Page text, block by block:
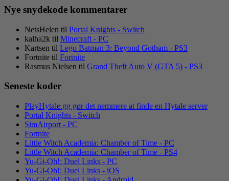
Nye snydekode kommentarer
NetsHelen til Portal Knights - Switch
kalha2k til Minecraft - PC
Kartsen til Lego Batman 3: Beyond Gotham - PS3
Fortnite til Fortnite
Rasmus Nielsen til Grand Theft Auto V (GTA 5) - PS3
Seneste koder
PlayHytale.gg gør det nemmere at finde en Hytale server
Portal Knights - Switch
SimAirport - PC
Fortnite
Little Witch Academia: Chamber of Time - PC
Little Witch Academia: Chamber of Time - PS4
Yu-Gi-Oh!: Duel Links - PC
Yu-Gi-Oh!: Duel Links - iOS